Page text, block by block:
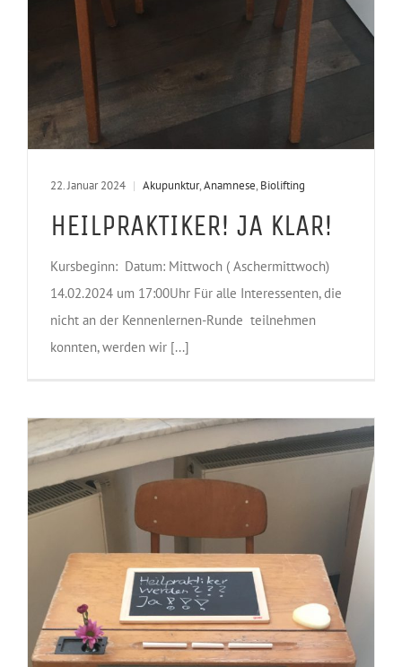
22. Januar 2024 | Akupunktur,Anamnese, Biolifting
HEILPRAKTIKER! JA KLAR!
Kursbeginn: Datum: Mittwoch ( Aschermittwoch)
14.02.2024 um 17:00Uhr Für alle Interessenten, die
nicht an der Kennenlernen-Runde teilnehmen
konnten, werden wir [...]